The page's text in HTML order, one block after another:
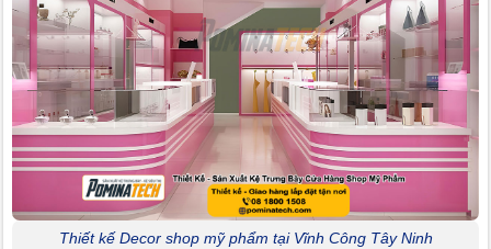
Thiết kế Decor shop mỹ phẩm tại Vĩnh Công Tây Ninh